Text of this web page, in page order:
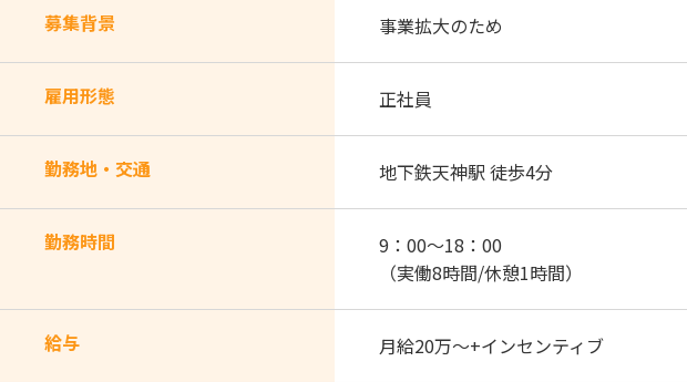
募集背景 事業拡大のため
雇用形態 正社員
勤務地・交通 地下鉄天神駅 徒歩4分
勤務時間
9：00～18：00
（実働8時間/休憩1時間）
給与 月給20万～+インセンティブ